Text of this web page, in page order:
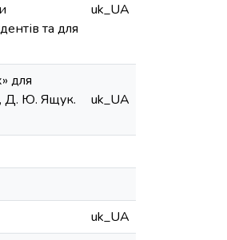
та для
uk_UA
для
Д. Ю. Ящук.
uk_UA
uk_UA